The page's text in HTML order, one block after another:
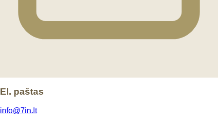
El. paštas
info@7in.lt